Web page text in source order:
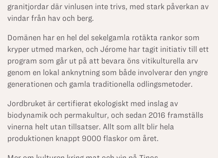
granitjordar där vinlusen inte trivs, med stark påverkan av
vindar från hav och berg.
Domänen har en hel del sekelgamla rotäkta rankor som
kryper utmed marken, och Jérome har tagit initiativ till ett
program som går ut på att bevara öns vitikulturella arv
genom en lokal anknytning som både involverar den yngre
generationen och gamla traditionella odlingsmetoder.
Jordbruket är certifierat ekologiskt med inslag av
biodynamik och permakultur, och sedan 2016 framställs
vinerna helt utan tillsatser. Allt som allt blir hela
produktionen knappt 9000 flaskor om året.